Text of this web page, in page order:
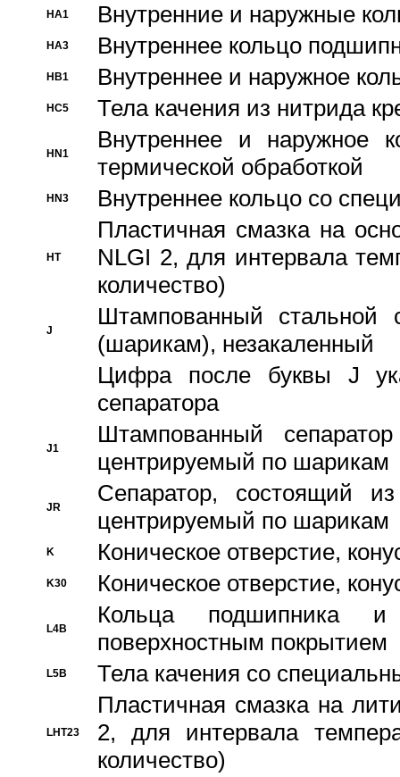
HA1 Внутренние и наружные
HA3 Bнутреннее кольцо
HB1 Bнутреннее и наружное
HC5 Тела качения из нитрида
HN1
Bнутреннее и наружное
термической обработкой
HN3 Внутреннее кольцо со
HT
Пластичная смазка на
NLGI 2, для интервала
количество)
J
Штампованный стальной
(шарикам), незакаленный
Цифра после буквы J
сепаратора
J1
Штампованный
центрируемый по шарикам
JR
Сепаратор, состоящий
центрируемый по шарикам
K Коническое отверстие,
K30 Коническое отверстие,
L4B
Кольца подшипника
поверхностным покрытием
L5B Тела качения со
LHT23
Пластичная смазка на
2, для интервала
количество)